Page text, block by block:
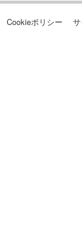
Cookieポリシー